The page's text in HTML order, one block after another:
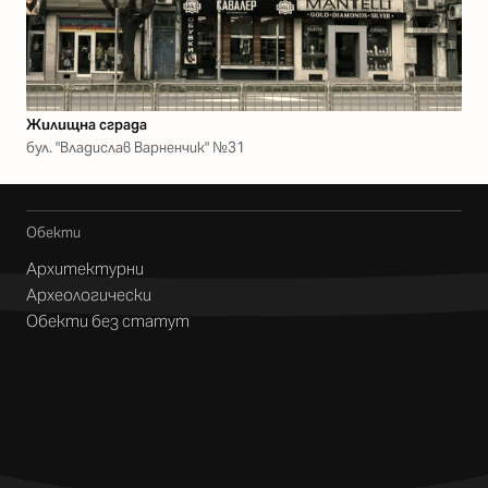
Жилищна сграда
бул. "Владислав Варненчик" №31
Обекти
Архитектурни
Археологически
Обекти без статут